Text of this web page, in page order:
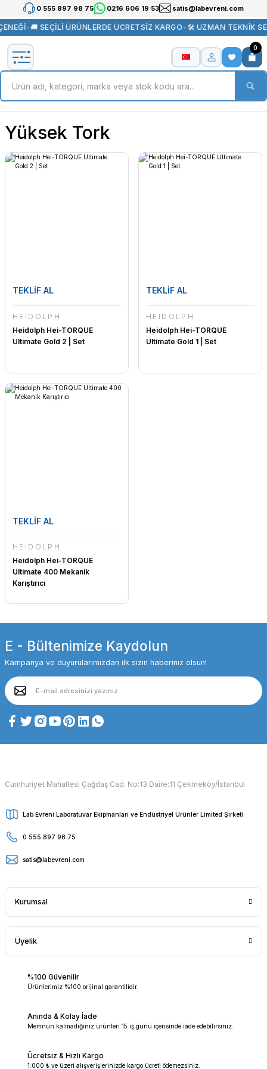
0 555 897 98 75 0216 606 19 53 satis@labevreni.com
•🚚 SEÇİLİ ÜRÜNLERDE ÜCRETSİZ KARGO•🛠️ UZMAN TEKNİK
0
Yüksek Tork
TEKLİF AL
HEIDOLPH
Heidolph Hei-TORQUE
Ultimate Gold 2 | Set
TEKLİF AL
HEIDOLPH
Heidolph Hei-TORQUE
Ultimate Gold 1 | Set
TEKLİF AL
HEIDOLPH
Heidolph Hei-TORQUE
Ultimate 400 Mekanik
Karıştırıcı
E - Bültenimize Kaydolun
Kampanya ve duyurularımızdan ilk sizin haberiniz olsun!
Cumhuriyet Mahallesi Çağdaş Cad. No:13 Daire:11 Çekmeköy/İstanbul
Lab Evreni Laboratuvar Ekipmanları ve Endüstriyel Ürünler Limited Şirketi
0 555 897 98 75
satis@labevreni.com
Kurumsal
Üyelik
%100 Güvenilir
Ürünlerimiz %100 orijinal garantilidir.
Anında & Kolay İade
Memnun kalmadığınız ürünleri 15 iş günü içerisinde iade edebilirsiniz.
Ücretsiz & Hızlı Kargo
1.000 ₺ ve üzeri alışverişlerinizde kargo ücreti ödemezsiniz.